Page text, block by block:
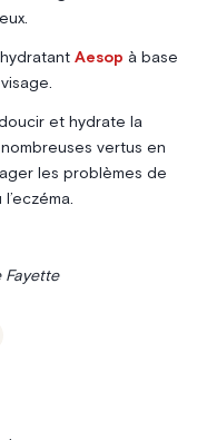
Aesop à base
et hydrate la
vertus en
les problèmes de
Fayette